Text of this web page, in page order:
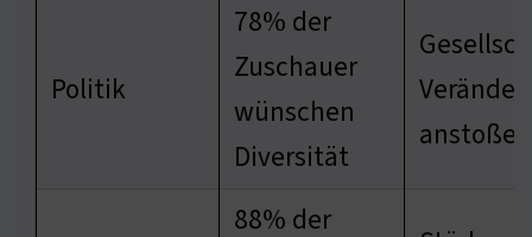
Politik
78% der
Zuschauer
wünschen
Diversität
anstoßen
88% der